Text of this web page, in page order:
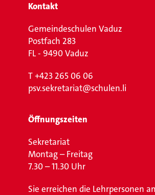
Kontakt
Gemeindeschulen Vaduz
Postfach 283
FL - 9490 Vaduz
T+423 265 06 06
psv.sekretariat@schulen.li
Öffnungszeiten
Sekretariat
Montag – Freitag
7.30 – 11.30 Uhr
Sie erreichen die Lehrpersonen